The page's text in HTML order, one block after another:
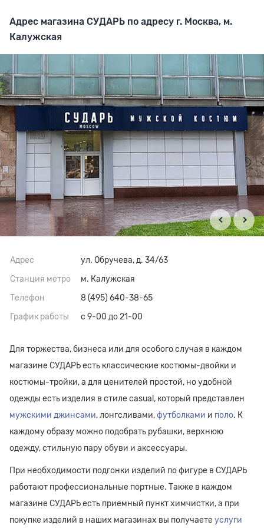
Адрес магазина СУДАРЬ по адресу г. Москва, м.
Калужская
Адрес
ул. Обручева, д. 34/63
Станция метро
м. Калужская
Телефон
8 (495) 640-38-65
График работы
с 9-00 до 21-00
Для торжества, бизнеса или для особого случая в каждом
магазине СУДАРЬ есть классические костюмы-двойки и
костюмы-тройки, а для ценителей простой, но удобной
одежды есть изделия в стиле casual, который представлен
мужскими джинсами, лонгсливами,футболками и поло. К
каждому образу можно подобрать рубашки, верхнюю
одежду, стильную пару обуви и аксессуары.
При необходимости подгонки изделий по фигуре в СУДАРЬ
работают профессиональные портные. Также в каждом
магазине СУДАРЬ есть приемный пункт химчистки, а при
покупке изделий в наших магазинах вы получаетеуслуги